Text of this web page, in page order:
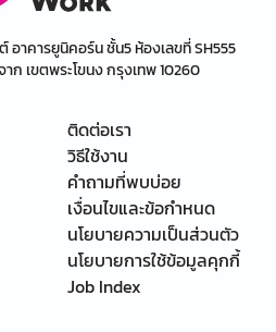
อาคารยูนิคอร์น ชั้น5 ห้องเลขที่ SH555
ก เขตพระโขนง กรุงเทพ 10260
ติดต่อเรา
วิธีใช้งาน
คำถามที่พบบ่อย
เงื่อนไขและข้อกำหนด
นโยบายความเป็นส่วนตัว
นโยบายการใช้ข้อมูลคุกกี้
Job Index